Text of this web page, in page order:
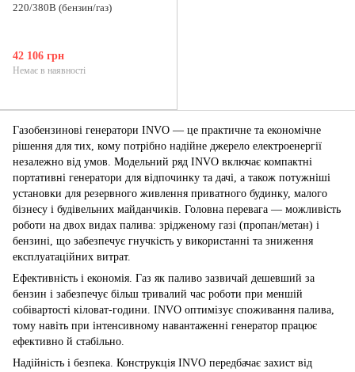
Газобензинові генератори INVO — це практичне та економічне
рішення для тих, кому потрібно надійне джерело електроенергії
незалежно від умов. Модельний ряд INVO включає компактні
портативні генератори для відпочинку та дачі, а також потужніші
установки для резервного живлення приватного будинку, малого
бізнесу і будівельних майданчиків. Головна перевага — можливість
роботи на двох видах палива: зрідженому газі (пропан/метан) і
бензині, що забезпечує гнучкість у використанні та зниження
експлуатаційних витрат.
Ефективність і економія. Газ як паливо зазвичай дешевший за
бензин і забезпечує більш тривалий час роботи при меншій
собівартості кіловат-години. INVO оптимізує споживання палива,
тому навіть при інтенсивному навантаженні генератор працює
ефективно й стабільно.
Надійність і безпека. Конструкція INVO передбачає захист від
220/380В (бензин/газ)
42 106 грн
Немає в наявності